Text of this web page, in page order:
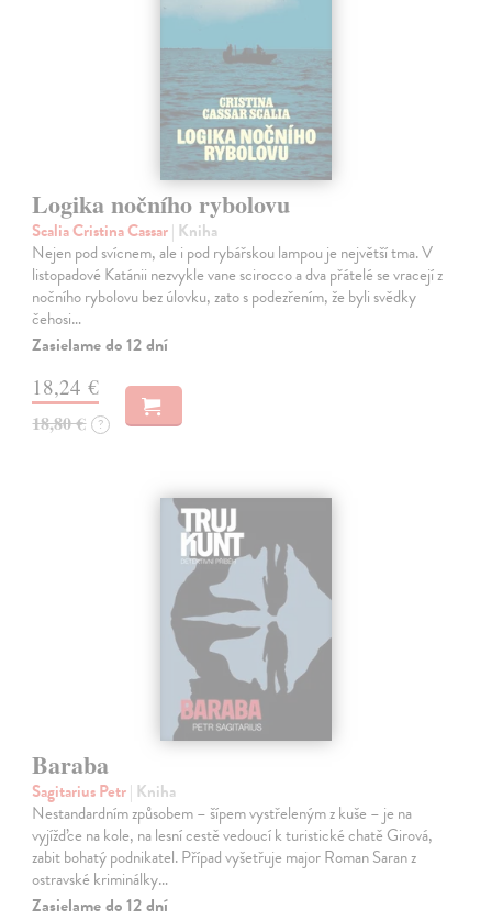
Logika nočního rybolovu
Scalia Cristina Cassar| Kniha
Nejen pod svícnem, ale i pod rybářskou lampou je největší tma. V
listopadové Katánii nezvykle vane scirocco a dva přátelé se vracejí z
nočního rybolovu bez úlovku, zato s podezřením, že byli svědky
čehosi…
Zasielame do 12 dní
18,24 €
18,80 € ?
Baraba
Sagitarius Petr| Kniha
Nestandardním způsobem – šípem vystřeleným z kuše – je na
vyjížďce na kole, na lesní cestě vedoucí k turistické chatě Girová,
zabit bohatý podnikatel. Případ vyšetřuje major Roman Saran z
ostravské kriminálky…
Zasielame do 12 dní